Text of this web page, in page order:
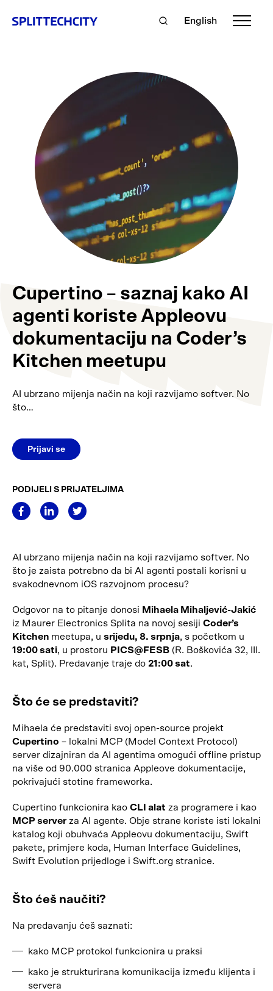
English
Cupertino – saznaj kako AI
agenti koriste Appleovu
dokumentaciju na Coder’s
Kitchen meetupu
AI ubrzano mijenja način na koji razvijamo softver. No
što…
Prijavi se
PODIJELI S PRIJATELJIMA
AI ubrzano mijenja način na koji razvijamo softver. No
što je zaista potrebno da bi AI agenti postali korisni u
svakodnevnom iOS razvojnom procesu?
Odgovor na to pitanje donosi Mihaela Mihaljević-Jakić
iz Maurer Electronics Splita na novoj sesiji Coder’s
Kitchen meetupa, u srijedu, 8. srpnja, s početkom u
19:00 sati, u prostoru PICS@FESB (R. Boškovića 32, III.
kat, Split). Predavanje traje do 21:00 sat.
Što će se predstaviti?
Mihaela će predstaviti svoj open-source projekt
Cupertino – lokalni MCP (Model Context Protocol)
server dizajniran da AI agentima omogući offline pristup
na više od 90.000 stranica Appleove dokumentacije,
pokrivajući stotine frameworka.
Cupertino funkcionira kao CLI alat za programere i kao
MCP serverza AI agente. Obje strane koriste isti lokalni
katalog koji obuhvaća Appleovu dokumentaciju, Swift
pakete, primjere koda, Human Interface Guidelines,
Swift Evolution prijedloge i Swift.org stranice.
Što ćeš naučiti?
Na predavanju ćeš saznati:
kako MCP protokol funkcionira u praksi
kako je strukturirana komunikacija između klijenta i
servera